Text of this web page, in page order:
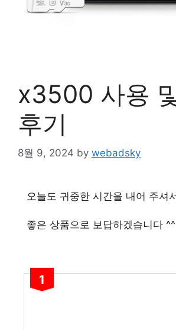
x3500 사용
후기
8월 9, 2024 by webadsky
오늘도 귀중한 시간을 내어 주셔
좋은 상품으로 보답하겠습니다 ^^
1